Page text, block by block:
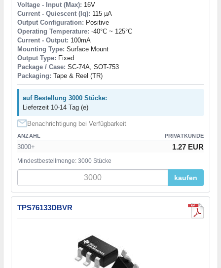
Voltage - Input (Max): 16V
Current - Quiescent (Iq): 115 µA
Output Configuration: Positive
Operating Temperature: -40°C ~ 125°C
Current - Output: 100mA
Mounting Type: Surface Mount
Output Type: Fixed
Package / Case: SC-74A, SOT-753
Packaging: Tape & Reel (TR)
auf Bestellung 3000 Stücke:
Lieferzeit 10-14 Tag (e)
Benachrichtigung bei Verfügbarkeit
ANZAHL PRIVATKUNDE
3000+ 1.27 EUR
Mindestbestellmenge: 3000 Stücke
kaufen
TPS76133DBVR